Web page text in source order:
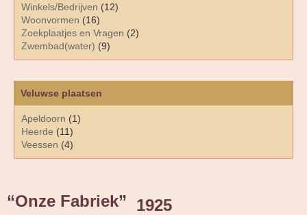
Winkels/Bedrijven (12)
Woonvormen (16)
Zoekplaatjes en Vragen (2)
Zwembad(water) (9)
Veluwse plaatsen
Apeldoorn (1)
Heerde (11)
Veessen (4)
“Onze Fabriek” 1925